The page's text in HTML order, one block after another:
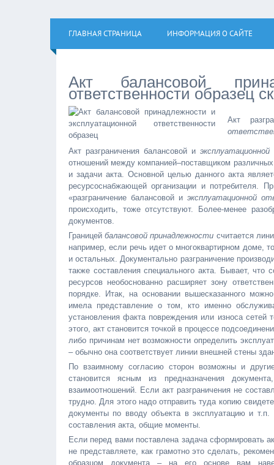
ГЛАВНАЯ СТРАНИЦА ИНФОРМАЦИЯ О САЙТЕ
Акт балансовой
ответственности образец
Акт
Акт разграничения балансовой и
отношений между компанией–поставщиком
и задачи акта. Основной целью данного акта
ресурсоснабжающей организации и потребителя.
«разграничение балансовой и эксплуатационной
происходить, тоже отсутствуют. Более-менее
документов.
Границейбалансовой принадлежности считается
например, если речь идет о многоквартирном доме,
и остальных. Документально разграничение
также составления специального акта. Бывает, что
ресурсов необоснованно расширяет зону
порядке. Итак, на основании вышесказанного
имела представление о том, кто именно
установления факта повреждения или износа сетей
этого, акт становится точкой в процессе
либо причинам нет возможности определить
– обычно она соответствует линии внешней стены
По взаимному согласию сторон возможны и
становится ясным из предназначения
взаимоотношений. Если акт разграничения не
трудно. Для этого надо отправить туда копию
документы по вводу объекта в эксплуатацию и
составления акта, общие моменты.
Если перед вами поставлена задача сформировать
не представляете, как грамотно это сделать,
образцом документа – на его основе вам